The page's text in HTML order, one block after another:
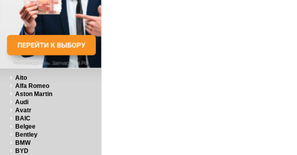
Aito
Alfa Romeo
Aston Martin
Audi
Avatr
BAIC
Belgee
Bentley
BMW
BYD